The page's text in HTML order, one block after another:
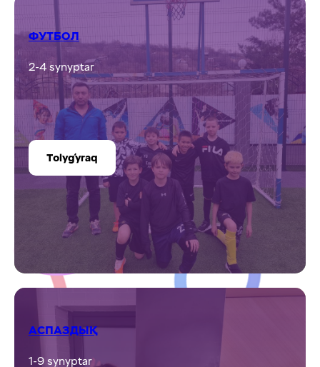
Tolyǵyraq
БАҒДАРЛАМАЛАУ
2-9 synyptar